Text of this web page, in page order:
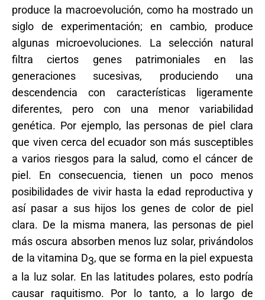
produce la macroevolución, como ha mostrado un
siglo de experimentación; en cambio, produce
algunas microevoluciones. La selección natural
filtra ciertos genes patrimoniales en las
generaciones sucesivas, produciendo una
descendencia con características ligeramente
diferentes, pero con una menor variabilidad
genética. Por ejemplo, las personas de piel clara
que viven cerca del ecuador son más susceptibles
a varios riesgos para la salud, como el cáncer de
piel. En consecuencia, tienen un poco menos
posibilidades de vivir hasta la edad reproductiva y
así pasar a sus hijos los genes de color de piel
clara. De la misma manera, las personas de piel
más oscura absorben menos luz solar, privándolos
de la vitamina D3, que se forma en la piel expuesta
a la luz solar. En las latitudes polares, esto podría
causar raquitismo. Por lo tanto, a lo largo de